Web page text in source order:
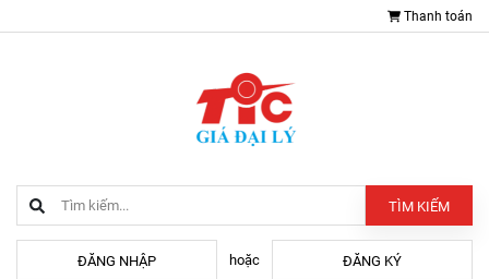
Thanh toán
TÌM KIẾM
ĐĂNG NHẬP hoặc ĐĂNG KÝ